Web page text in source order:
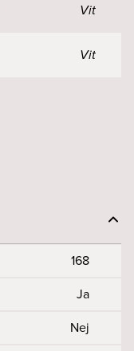
Vit
Vit
168
Ja
Nej